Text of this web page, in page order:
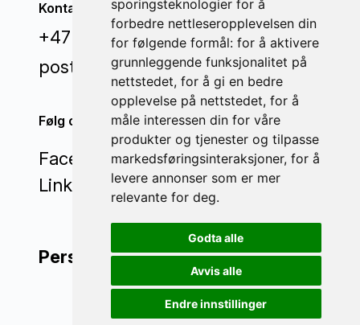
sporingsteknologier for å
forbedre nettleseropplevelsen din
for følgende formål: for å aktivere
grunnleggende funksjonalitet på
nettstedet, for å gi en bedre
opplevelse på nettstedet, for å
måle interessen din for våre
produkter og tjenester og tilpasse
markedsføringsinteraksjoner, for å
levere annonser som er mer
relevante for deg.
Godta alle
Avvis alle
Endre innstillinger
Kontakt oss
+47 71 22 44 70
post@invisi.no
Følg oss
Facebook
LinkedIn
Personvern